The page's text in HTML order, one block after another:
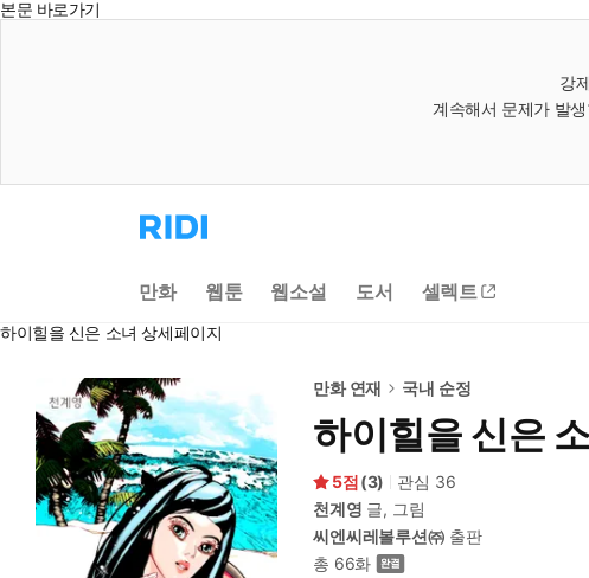
본문 바로가기
강
계속해서 문제가 발
리
디
으
로
동
만화 웹툰 웹소설 도서 셀렉트
하이힐을 신은 소녀 상세페이지
만화 연재 국내 순정
하이힐을 신은
5 (3) 관심 36
천계영 글, 그림
씨엔씨레볼루션㈜출판
총 66화